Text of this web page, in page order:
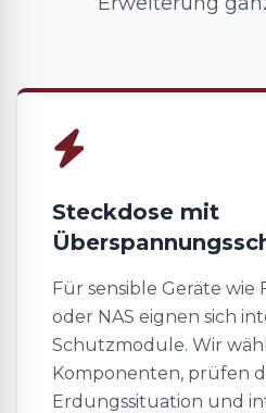
Steckdose mit
Für sensible Geräte wie
oder NAS eignen sich
Schutzmodule. Wir
Komponenten, prüfen
Erdungssituation und